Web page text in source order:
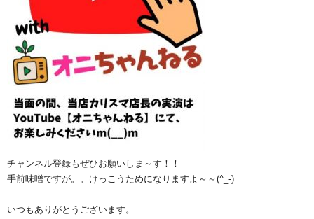
チャンネル登録もぜひお願いしま～す！！
手前味噌ですが。。けっこうためになりますよ～～(^_-)
いつもありがとうございます。